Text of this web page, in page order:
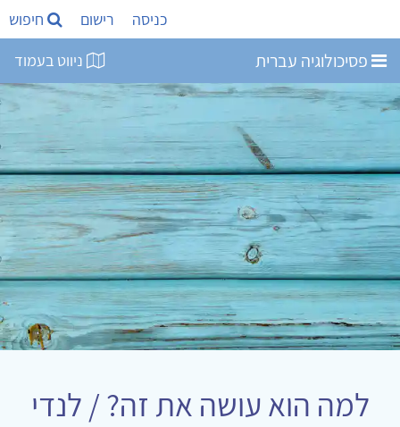
כניסה רישום חיפוש
פסיכולוגיה עברית ניווט בעמוד
למה הוא עושה את זה? / לנדי